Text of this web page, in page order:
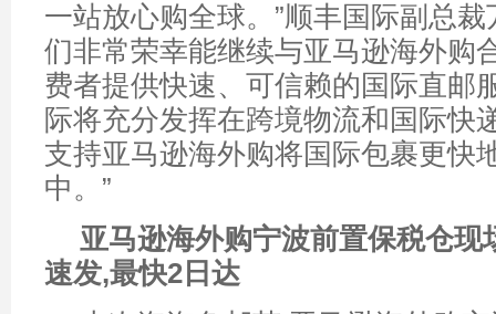
一站放心购全球。”顺丰国际副总裁
们非常荣幸能继续与亚马逊海外购
费者提供快速、可信赖的国际直邮
际将充分发挥在跨境物流和国际快
支持亚马逊海外购将国际包裹更快
中。”
亚马逊海外购宁波前置保税仓现
速发,最快2日达